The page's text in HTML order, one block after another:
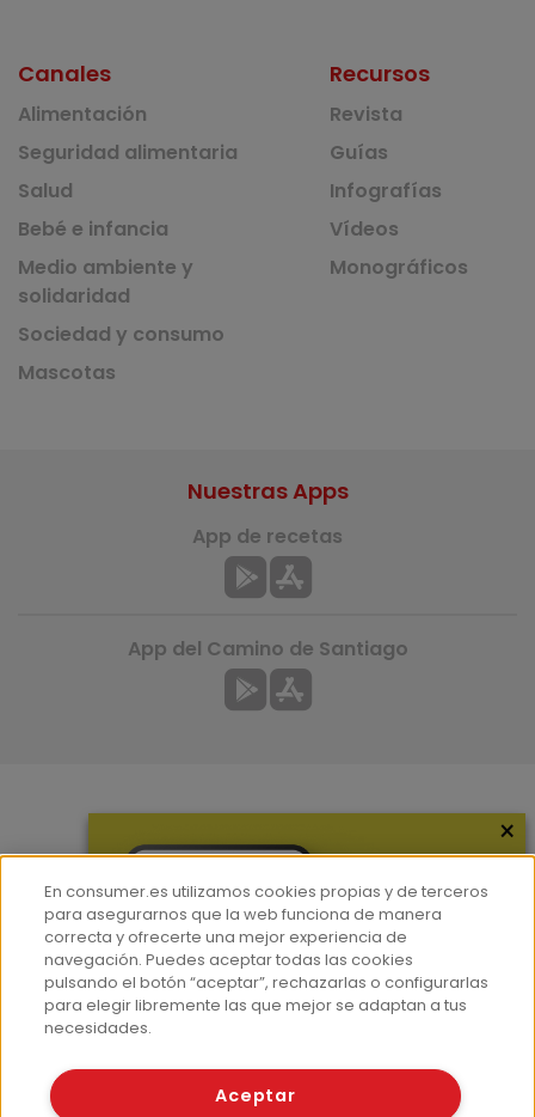
Canales
Alimentación
Seguridad alimentaria
Salud
Bebé e infancia
Medio ambiente y
solidaridad
Sociedad y consumo
Mascotas
Recursos
Revista
Guías
Infografías
Vídeos
Monográficos
Hemeroteca
Contacto
Prensa
Corpus Lingüístico Consumer
Nuestras Apps
App de recetas
App del Camino de Santiago
© Fundación EROSKI
×
En consumer.es utilizamos cookies propias y de terceros
para asegurarnos que la web funciona de manera
correcta y ofrecerte una mejor experiencia de
navegación. Puedes aceptar todas las cookies
pulsando el botón “aceptar”, rechazarlas o configurarlas
para elegir libremente las que mejor se adaptan a tus
necesidades.
Aceptar